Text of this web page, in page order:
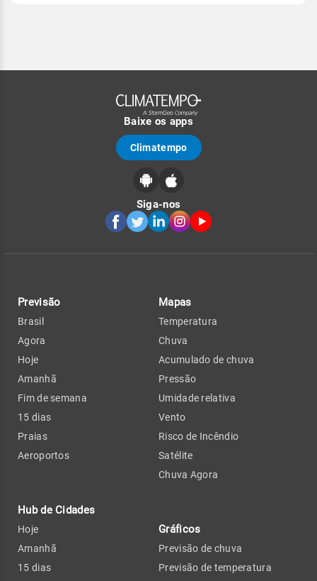
Baixe os apps
Climatempo
Siga-nos
Previsão
Brasil
Agora
Hoje
Amanhã
Fim de semana
15 dias
Praias
Aeroportos
Hub de Cidades
Hoje
Amanhã
15 dias
Mapas
Temperatura
Chuva
Acumulado de chuva
Pressão
Umidade relativa
Vento
Risco de Incêndio
Satélite
Chuva Agora
Gráficos
Previsão de chuva
Previsão de temperatura